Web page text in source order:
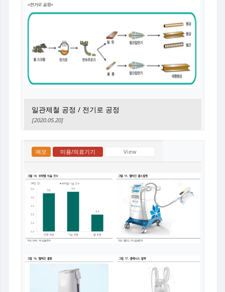
일관제철 공정 / 전기로 공정
[2020.05.20]
메모 미용/의료기기 View